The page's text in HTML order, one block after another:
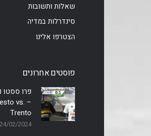
שאלות ותשובות
סינדרלות במדיה
הצטרפו אלינו
פוסטים אחרונים
פרו ססטו
vs.
Trento
24/02/2024